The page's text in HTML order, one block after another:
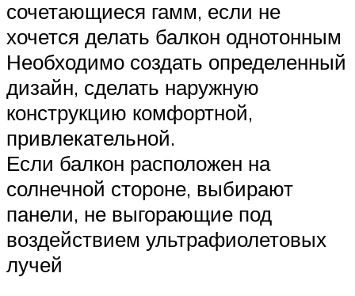
сочетающиеся гамм, если не
хочется делать балкон однотонным
Необходимо создать определенный
дизайн, сделать наружную
конструкцию комфортной,
привлекательной.
Если балкон расположен на
солнечной стороне, выбирают
панели, не выгорающие под
воздействием ультрафиолетовых
лучей